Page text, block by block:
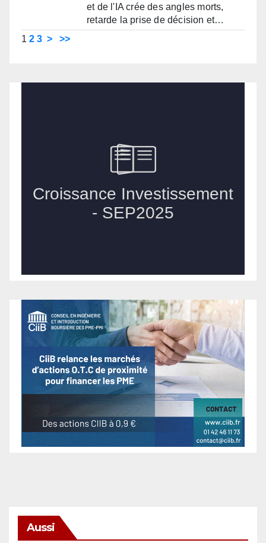
et de l'IA crée des angles morts,
retarde la prise de décision et…
1 2 3 > >>
Aussi